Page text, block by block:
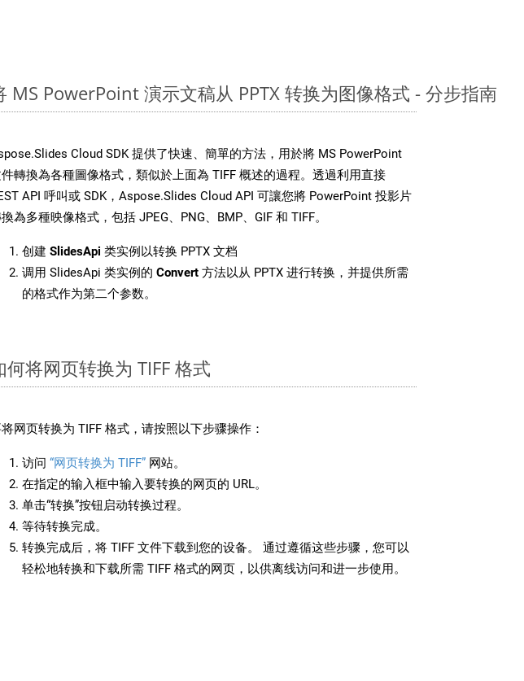
MS PowerPoint 演示文稿从 PPTX 转换为图像格式 - 分步指南
Cloud SDK 提供了快速、簡單的方法，用於將 MS PowerPoint
轉換為各種圖像格式，類似於上面為 TIFF 概述的過程。透過利用直接
API 呼叫或 SDK，Aspose.Slides Cloud API 可讓您將 PowerPoint 投影片
為多種映像格式，包括 JPEG、PNG、BMP、GIF 和 TIFF。
创建 SlidesApi 类实例以转换 PPTX 文档
调用 SlidesApi 类实例的 Convert 方法以从 PPTX 进行转换，并提供所需
的格式作为第二个参数。
何将网页转换为 TIFF 格式
网页转换为 TIFF 格式，请按照以下步骤操作：
访问 “网页转换为 TIFF” 网站。
在指定的输入框中输入要转换的网页的 URL。
单击“转换”按钮启动转换过程。
等待转换完成。
转换完成后，将 TIFF 文件下载到您的设备。 通过遵循这些步骤，您可以
轻松地转换和下载所需 TIFF 格式的网页，以供离线访问和进一步使用。